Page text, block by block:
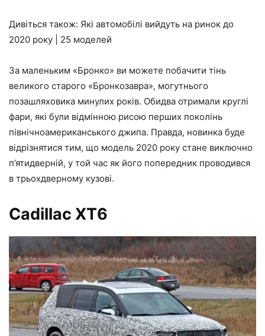
Дивіться також: Які автомобілі вийдуть на ринок до
2020 року | 25 моделей
За маленьким «Бронко» ви можете побачити тінь
великого старого «Бронкозавра», могутнього
позашляховика минулих років. Обидва отримали круглі
фари, які були відмінною рисою перших поколінь
північноамериканського джипа. Правда, новинка буде
відрізнятися тим, що модель 2020 року стане виключно
п’ятидверній, у той час як його попередник проводився
в трьохдверному кузові.
Cadillac XT6